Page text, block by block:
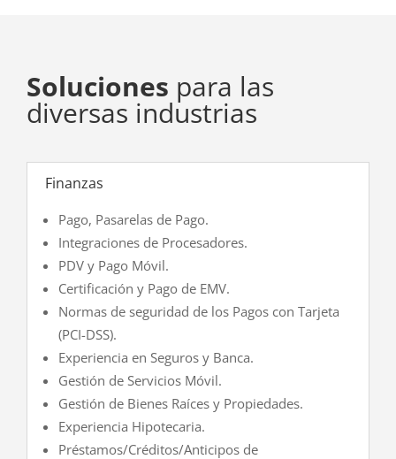
Soluciones para las
diversas industrias
Finanzas
Pago, Pasarelas de Pago.
Integraciones de Procesadores.
PDV y Pago Móvil.
Certificación y Pago de EMV.
Normas de seguridad de los Pagos con Tarjeta
(PCI-DSS).
Experiencia en Seguros y Banca.
Gestión de Servicios Móvil.
Gestión de Bienes Raíces y Propiedades.
Experiencia Hipotecaria.
Préstamos/Créditos/Anticipos de